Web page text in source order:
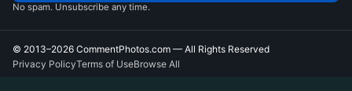
No spam. Unsubscribe any time.
© 2013–2026 CommentPhotos.com — All Rights Reserved
Privacy PolicyTerms of UseBrowse All